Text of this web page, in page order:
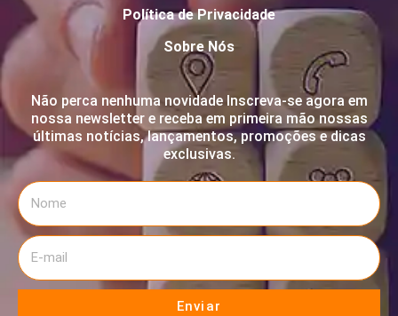
Política de Privacidade
Sobre Nós
Não perca nenhuma novidade Inscreva-se agora em
nossa newsletter e receba em primeira mão nossas
últimas notícias, lançamentos, promoções e dicas
exclusivas.
Enviar